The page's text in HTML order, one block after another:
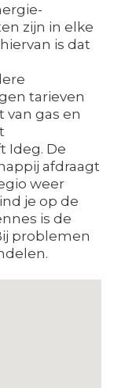
zijn in elke
is dat
tarieven
van gas en
Ideg. De
afdraagt
weer
je op de
is de
problemen